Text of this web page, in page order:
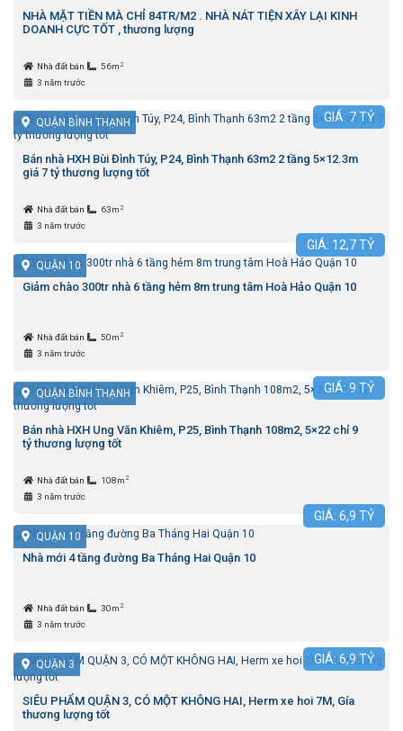
NHÀ MẶT TIỀN MÀ CHỈ 84TR/M2 . NHÀ NÁT TIỆN XÂY LẠI KINH
DOANH CỰC TỐT , thương lượng
Nhà đất bán 56m 2
3 năm trước
QUẬN BÌNH THẠNH GIÁ:7TỶ
Bán nhà HXH Bùi Đình Túy, P24, Bình Thạnh 63m2 2 tầng 5×12.3m
giá 7 tỷ thương lượng tốt
Nhà đất bán 63m 2
3 năm trước
QUẬN 10
GIÁ: 12,7TỶ
Giảm chào 300tr nhà 6 tầng hẻm 8m trung tâm Hoà Hảo Quận 10
Nhà đất bán 50m 2
3 năm trước
QUẬN BÌNH THẠNH GIÁ:9 TỶ
Bán nhà HXH Ung Văn Khiêm, P25, Bình Thạnh 108m2, 5×22 chỉ 9
tỷ thương lượng tốt
Nhà đất bán 108m 2
3 năm trước
QUẬN 10
GIÁ: 6,9 TỶ
Nhà mới 4 tầng đường Ba Tháng Hai Quận 10
Nhà đất bán 30m 2
3 năm trước
QUẬN 3 GIÁ: 6,9 TỶ
SIÊU PHẨM QUẬN 3, CÓ MỘT KHÔNG HAI, Herm xe hoi 7M, Gía
thương lượng tốt